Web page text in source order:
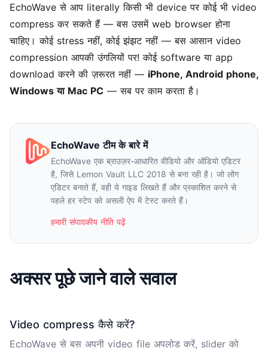
EchoWave से आप literally किसी भी device पर कोई भी video
compress कर सकते हैं — बस उसमें web browser होना
चाहिए। कोई stress नहीं, कोई झंझट नहीं — बस आसान video
compression आपकी उंगलियों पर! कोई software या app
download करने की ज़रूरत नहीं — iPhone, Android phone,
Windows या Mac PC — सब पर काम करता है।
EchoWave टीम के बारे में
EchoWave एक ब्राउज़र-आधारित वीडियो और ऑडियो एडिटर
है, जिसे Lemon Vault LLC 2018 से बना रही है। जो लोग
एडिटर बनाते हैं, वही ये गाइड लिखते हैं और प्रकाशित करने से
पहले हर स्टेप को असली ऐप में टेस्ट करते हैं।
हमारी संपादकीय नीति पढ़ें
अक्सर पूछे जाने वाले सवाल
Video compress कैसे करें?
EchoWave से बस अपनी video file अपलोड करें, slider को